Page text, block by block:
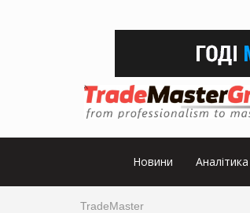
Новини Аналітика
TradeMaster